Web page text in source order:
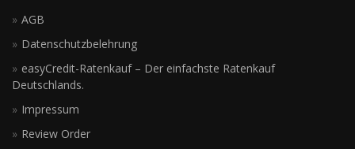
AGB
Datenschutzbelehrung
easyCredit-Ratenkauf – Der einfachste Ratenkauf
Deutschlands.
Impressum
Review Order